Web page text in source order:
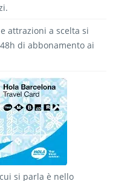
attrazioni a scelta si
di abbonamento ai
si parla è nello